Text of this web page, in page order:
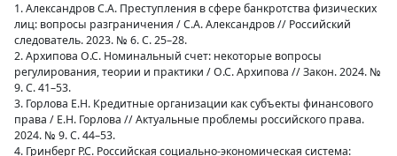
1. Александров С.А. Преступления в сфере банкротства физических
лиц: вопросы разграничения / С.А. Александров // Российский
следователь. 2023. № 6. С. 25–28.
2. Архипова О.С. Номинальный счет: некоторые вопросы
регулирования, теории и практики / О.С. Архипова // Закон. 2024. №
9. С. 41–53.
3. Горлова Е.Н. Кредитные организации как субъекты финансового
права / Е.Н. Горлова // Актуальные проблемы российского права.
2024. № 9. С. 44–53.
4. Гринберг Р.С. Российская социально-экономическая система: